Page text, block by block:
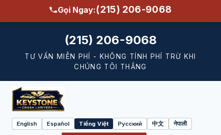
Gọi Ngay:(215) 206-9068
(215) 206-9068
TƯ VẤN MIỄN PHÍ - KHÔNG TÍNH PHÍ TRỪ KHI
CHÚNG TÔI THẮNG
Select
English Español Tiếng Việt Русский 中文 नेपाली